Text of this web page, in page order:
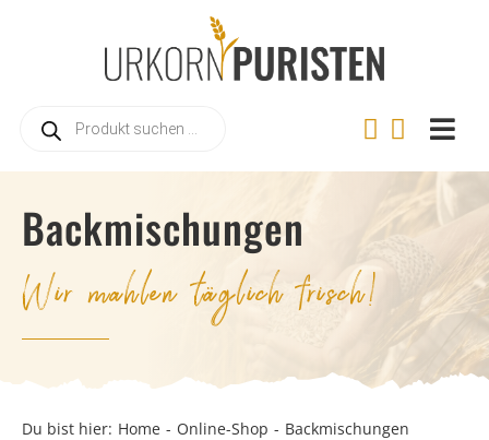
search
Backmischungen
Wir mahlen täglich frisch!
Du bist hier: Home Online-Shop Backmischungen